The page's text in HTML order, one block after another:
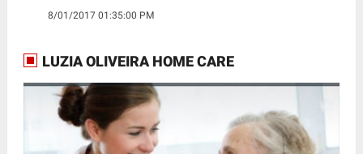
8/01/2017 01:35:00 PM
LUZIA OLIVEIRA HOME CARE